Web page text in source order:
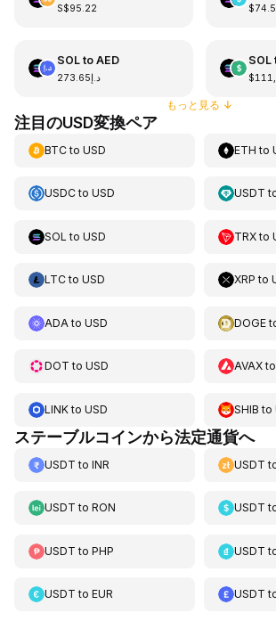
S$95.22 $74.5
SOLto AED
د.إ273.65
SOL
もっと見る ↓
注目のUSD変換ペア
BTCto USD ETH to
USDCto USD USDT
SOL to USD TRXto
LTCto USD XRP to
ADA to USD DOGE
DOT to USD AVAX
LINKto USD SHIB to
ステーブルコインから法定通貨へ
USDT to INR USDT
USDT to RON USDT
USDT to PHP USDT
USDT to EUR USDT